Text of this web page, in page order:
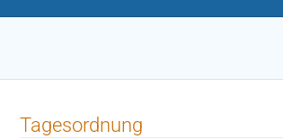
Tagesordnung